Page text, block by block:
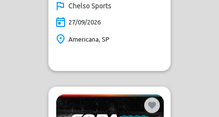
Chelso Sports
27/09/2026
Americana, SP